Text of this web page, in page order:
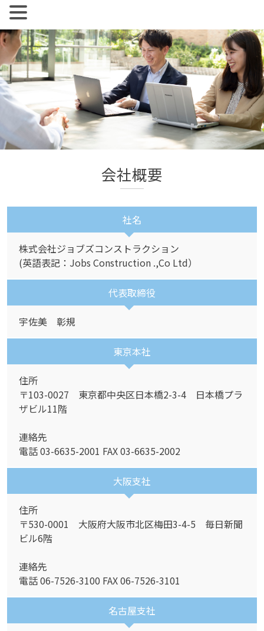
Skip
to
content
【公式】ジョブズコンストラクション
弊社では雇用促進を目標に人材紹介、人材派遣を行っておりま
す。 人材業界全体として、コンサルタントとして働く社員の
離職率が非常に高い実情があります。
会社概要
社名
株式会社ジョブズコンストラクション
(英語表記：Jobs Construction .,Co Ltd）
代表取締役
宇佐美 彰規
東京本社
住所
〒103-0027 東京都中央区日本橋2-3-4 日本橋プラ
ザビル11階
連絡先
電話 03-6635-2001 FAX 03-6635-2002
大阪支社
住所
〒530-0001 大阪府大阪市北区梅田3-4-5 毎日新聞
ビル6階
連絡先
電話 06-7526-3100 FAX 06-7526-3101
名古屋支社